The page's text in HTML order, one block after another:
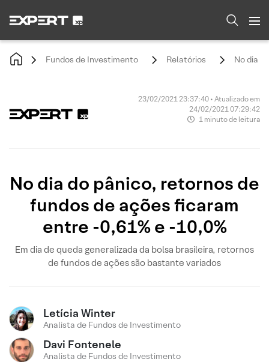
Fundos de Investimento Relatórios No dia
23/02/2021 23:37:40 • Atualizado em
24/02/2021 07:29:42
1 minuto de leitura
No dia do pânico, retornos de
fundos de ações ficaram
entre -0,61% e -10,0%
Em dia de queda generalizada da bolsa brasileira, retornos
de fundos de ações são bastante variados
Letícia Winter
Analista de Fundos de Investimento
Davi Fontenele
Analista de Fundos de Investimento